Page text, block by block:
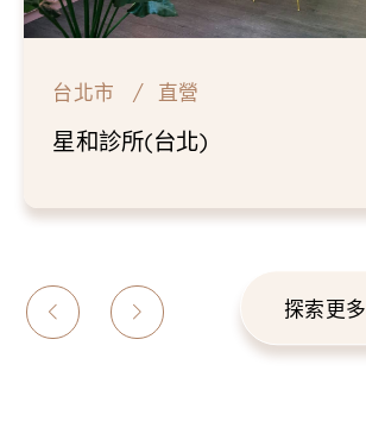
台北市 直營
星和診所(台北)
探索更多